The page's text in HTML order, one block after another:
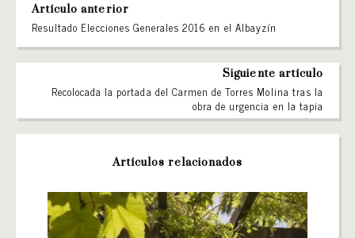
Artículo anterior
Resultado Elecciones Generales 2016 en el Albayzín
Siguiente artículo
Recolocada la portada del Carmen de Torres Molina tras la
obra de urgencia en la tapia
Artículos relacionados